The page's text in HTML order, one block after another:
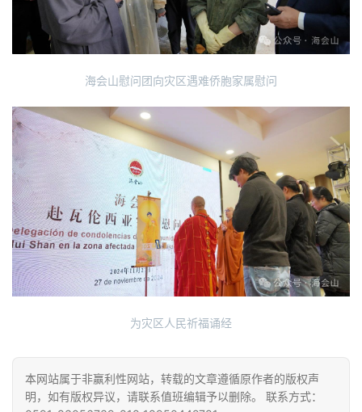
海会山慰问团向灾区遇难侨胞家属慰问
为灾区人民祈福诵经
本网站属于非赢利性网站，转载的文章遵循原作者的版权声
明，如有版权异议，请联系值班编辑予以删除。 联系方式：